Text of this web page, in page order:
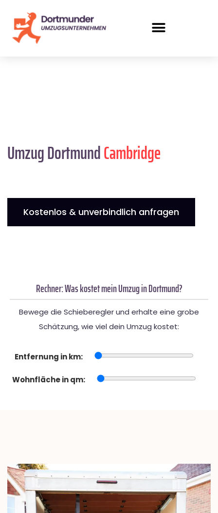
Umzug DortmundCambridge
Kostenlos & unverbindlich anfragen
Rechner: Was kostet mein Umzug in Dortmund?
Bewege die Schieberegler und erhalte eine grobe
Schätzung, wie viel dein Umzug kostet:
Entfernung in km:
Wohnfläche in qm: